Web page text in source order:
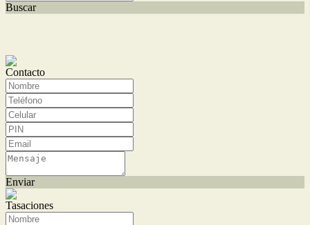
Buscar
Contacto
Enviar
Tasaciones